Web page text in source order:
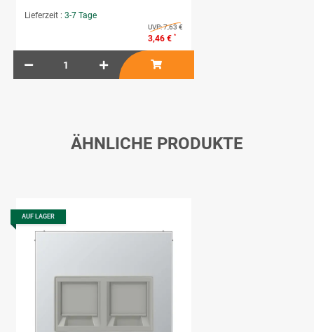
Lieferzeit : 3-7 Tage
UVP:7,63 €
3,46 € *
ÄHNLICHE PRODUKTE
AUF LAGER